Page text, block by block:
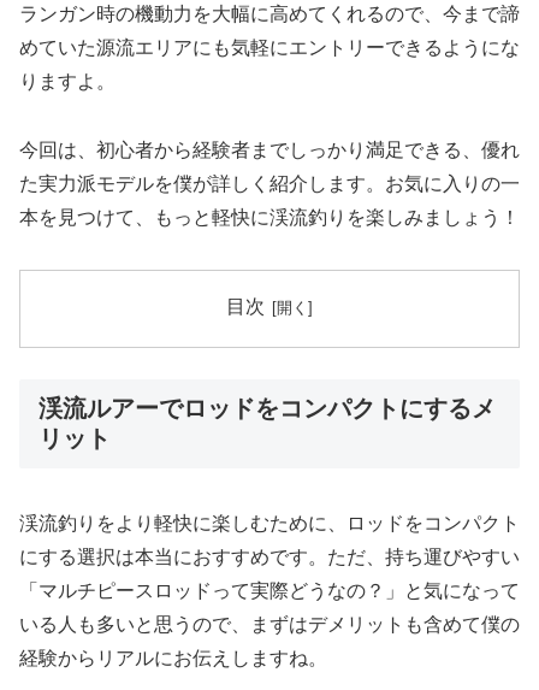
ランガン時の機動力を大幅に高めてくれるので、今まで諦
めていた源流エリアにも気軽にエントリーできるようにな
りますよ。
今回は、初心者から経験者までしっかり満足できる、優れ
た実力派モデルを僕が詳しく紹介します。お気に入りの一
本を見つけて、もっと軽快に渓流釣りを楽しみましょう！
目次
渓流ルアーでロッドをコンパクトにするメ
リット
渓流釣りをより軽快に楽しむために、ロッドをコンパクト
にする選択は本当におすすめです。ただ、持ち運びやすい
「マルチピースロッドって実際どうなの？」と気になって
いる人も多いと思うので、まずはデメリットも含めて僕の
経験からリアルにお伝えしますね。